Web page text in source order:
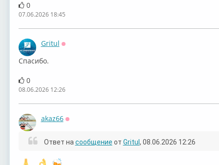
0
07.06.2026 18:45
Gritul
Спасибо.
0
08.06.2026 12:26
akaz66
Ответ на сообщение от Gritul , 08.06.2026 12:26